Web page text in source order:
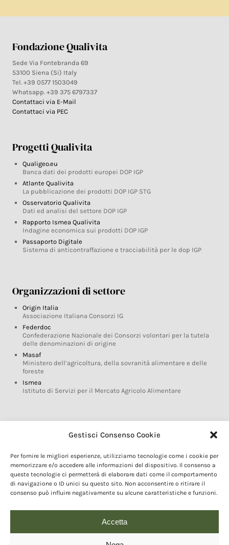
Gestisci Consenso Cookie
Per fornire le migliori esperienze, utilizziamo tecnologie come i cookie per
memorizzare e/o accedere alle informazioni del dispositivo. Il consenso a
queste tecnologie ci permetterà di elaborare dati come il comportamento
di navigazione o ID unici su questo sito. Non acconsentire o ritirare il
consenso può influire negativamente su alcune caratteristiche e funzioni.
Accetta
Fondazione Qualivita
Sede Via Fontebranda 69
53100 Siena (Si) Italy
Tel. +39 0577 1503049
Whatsapp. +39 375 6797337
Contattaci via E-Mail
Contattaci via PEC
Progetti Qualivita
Qualigeo.eu
Banca dati dei prodotti europei DOP IGP
Atlante Qualivita
La pubblicazione dei prodotti DOP IGP STG
Osservatorio Qualivita
Dati ed analisi del settore DOP IGP
Rapporto Ismea Qualivita
Indagine economica sui prodotti DOP IGP
Passaporto Digitale
Sistema di anticontraffazione e tracciabilità per le dop IGP
Organizzazioni di settore
Origin Italia
Associazione Italiana Consorzi IG
Federdoc
Confederazione Nazionale dei Consorzi volontari per la tutela
delle denominazioni di origine
Masaf
Ministero dell’agricoltura, della sovranità alimentare e delle
foreste
Ismea
Istituto di Servizi per il Mercato Agricolo Alimentare
Glossario DOP IGP
Marchi DOP IGP
Normativa prodotti DOP IGP
Consorzi di Tutela
Farm To Fork e prodotti DOP IGP